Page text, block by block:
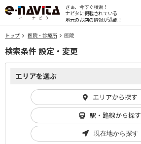
さぁ、今すぐ検索！
ナビタに掲載されている
地元のお店の情報が満載！
トップ 医院・診療所 医院
検索条件 設定・変更
エリアを選ぶ
エリアから探す
駅・路線から探す
現在地から探す